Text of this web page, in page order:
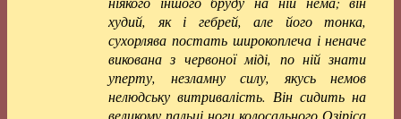
худий, як і гебрей, але його тонка,
сухорлява постать широкоплеча і неначе
викована з червоної міді, по ній знати
уперту, незламну силу, якусь немов
нелюдську витривалість. Він сидить на
великому пальці ноги колосального Озіріса